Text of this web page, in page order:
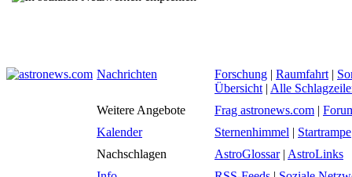
Nachrichten Forschung | Raumfahrt |
Übersicht | Alle
Weitere Angebote
Frag astronews.com |
Kalender
Sternenhimmel | Startrampe
Nachschlagen
AstroGlossar| AstroLinks